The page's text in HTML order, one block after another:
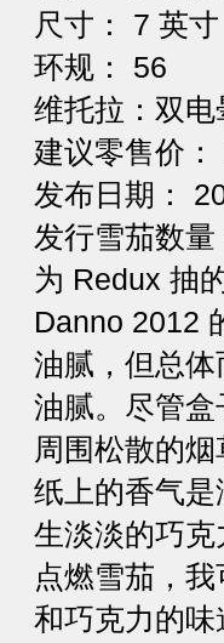
尺寸： 7 英寸
环规： 56
维托拉：双电
建议零售价
发布日期：
发行雪茄数
为 Redux 抽
Danno 2012
油腻，但总
油腻。尽管
周围松散的
纸上的香气
生淡淡的巧
点燃雪茄，
和巧克力的